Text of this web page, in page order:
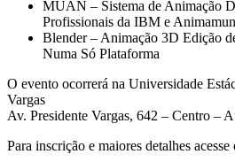
MUAN – Sistema de Animação
Profissionais da IBM e
Blender – Animação 3D Edição
Numa Só Plataforma
O evento ocorrerá na Universidade
Vargas
Av. Presidente Vargas, 642 – Centro –
Para inscrição e maiores detalhes acesse